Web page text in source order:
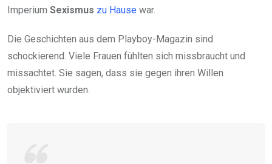
Imperium Sexismus zu Hause war.
Die Geschichten aus dem Playboy-Magazin sind
schockierend. Viele Frauen fühlten sich missbraucht und
missachtet. Sie sagen, dass sie gegen ihren Willen
objektiviert wurden.